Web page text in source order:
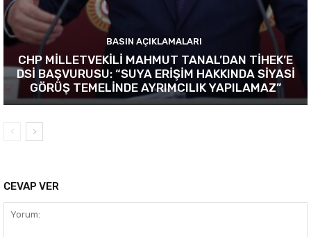
BASIN AÇIKLAMALARI
CHP MİLLETVEKİLİ MAHMUT TANAL’DAN TİHEK’E
DSİ BAŞVURUSU: “SUYA ERİŞİM HAKKINDA SİYASİ
GÖRÜŞ TEMELİNDE AYRIMCILIK YAPILAMAZ”
CEVAP VER